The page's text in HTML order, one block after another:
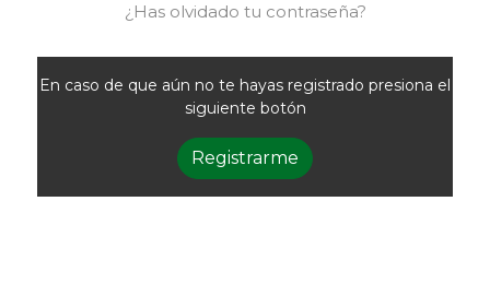
¿Has olvidado tu contraseña?
En caso de que aún no te hayas registrado presiona el
siguiente botón
Registrarme